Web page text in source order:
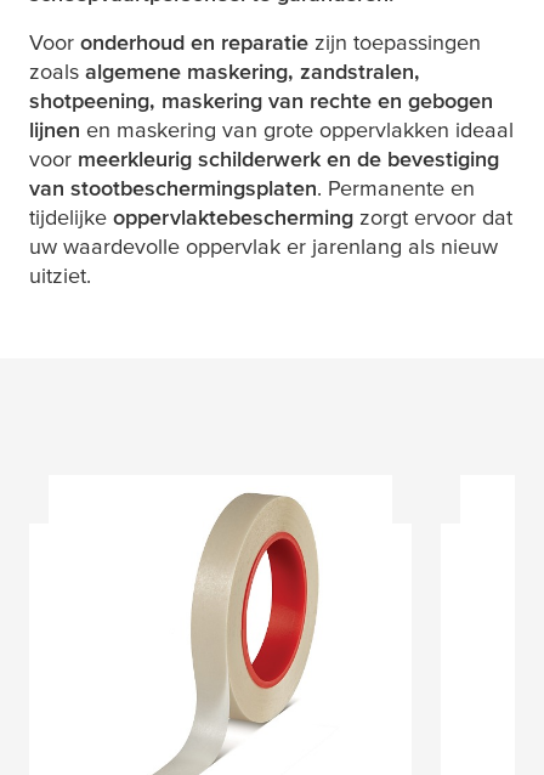
Voor onderhoud en reparatie zijn toepassingen
zoals algemene maskering, zandstralen,
shotpeening, maskering van rechte en gebogen
lijnen en maskering van grote oppervlakken ideaal
voor meerkleurig schilderwerk en de bevestiging
van stootbeschermingsplaten. Permanente en
tijdelijke oppervlaktebescherming zorgt ervoor dat
uw waardevolle oppervlak er jarenlang als nieuw
uitziet.